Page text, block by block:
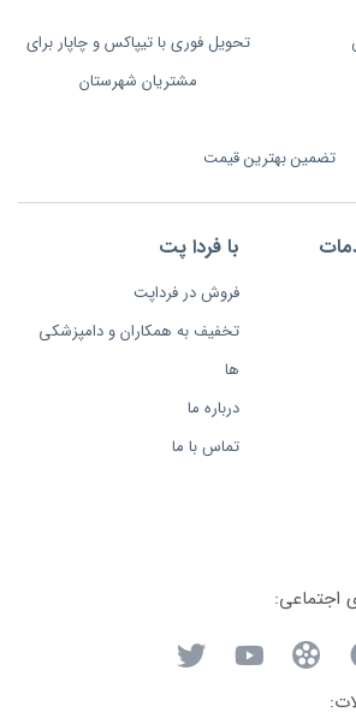
تحویل فوری با تیپاکس و چاپار برای
مشتریان شهرستان
تضمین بهترین قیمت
با فردا پت
فروش در فرداپت
تخفیف به همکاران و دامپزشکی
ها
درباره ما
تماس با ما
اجتماعی: